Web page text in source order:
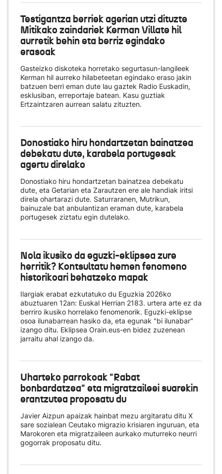
Testigantza berriek agerian utzi dituzte
Mitikako zaindariek Kerman Villate hil
aurretik behin eta berriz egindako
erasoak
Gasteizko diskoteka horretako segurtasun-langileek
Kerman hil aurreko hilabeteetan egindako eraso jakin
batzuen berri eman dute lau gaztek Radio Euskadin,
esklusiban, erreportaje batean. Kasu guztiak
Ertzaintzaren aurrean salatu zituzten.
Donostiako hiru hondartzetan bainatzea
debekatu dute, karabela portugesak
agertu direlako
Donostiako hiru hondartzetan bainatzea debekatu
dute, eta Getarian eta Zarautzen ere ale handiak iritsi
direla ohartarazi dute. Saturraranen, Mutrikun,
bainuzale bat anbulantizan eraman dute, karabela
portugesek ziztatu egin dutelako.
Nola ikusiko da eguzki-eklipsea zure
herritik? Kontsultatu hemen fenomeno
historikoari behatzeko mapak
Ilargiak erabat ezkutatuko du Eguzkia 2026ko
abuztuaren 12an: Euskal Herrian 2183. urtera arte ez da
berriro ikusiko horrelako fenomenorik. Eguzki-eklipse
osoa ilunabarrean hasiko da, eta egunak "bi ilunabar"
izango ditu. Eklipsea Orain.eus-en bidez zuzenean
jarraitu ahal izango da.
Uharteko parrokoak "Rabat
bonbardatzea" eta migratzaileei suarekin
erantzutea proposatu du
Javier Aizpun apaizak hainbat mezu argitaratu ditu X
sare sozialean Ceutako migrazio krisiaren inguruan, eta
Marokoren eta migratzaileen aurkako muturreko neurri
gogorrak proposatu ditu.